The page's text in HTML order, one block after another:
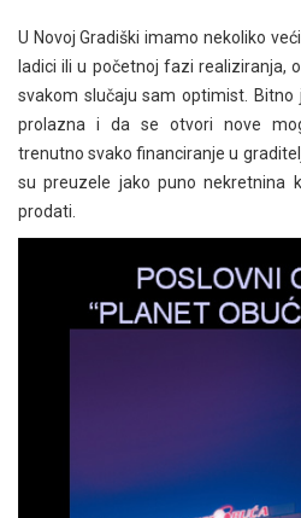
U Novoj Gradiški imamo nekoliko
ladici ili u početnoj fazi realiziranja,
svakom slučaju sam optimist.
prolazna i da se otvori nove
trenutno svako financiranje u
su preuzele jako puno nekretnina
prodati.